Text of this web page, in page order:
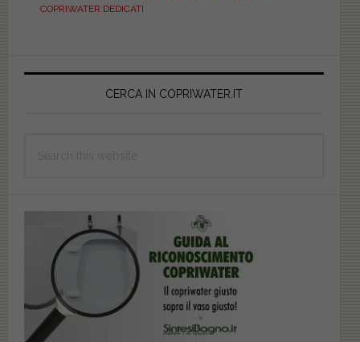
COPRIWATER DEDICATI
Primary
CERCA IN COPRIWATER.IT